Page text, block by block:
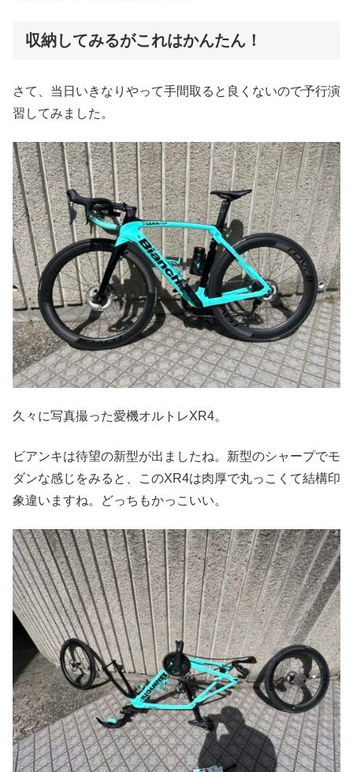
収納してみるがこれはかんたん！
さて、当日いきなりやって手間取ると良くないので予行演
習してみました。
久々に写真撮った愛機オルトレXR4。
ビアンキは待望の新型が出ましたね。新型のシャープでモ
ダンな感じをみると、このXR4は肉厚で丸っこくて結構印
象違いますね。どっちもかっこいい。